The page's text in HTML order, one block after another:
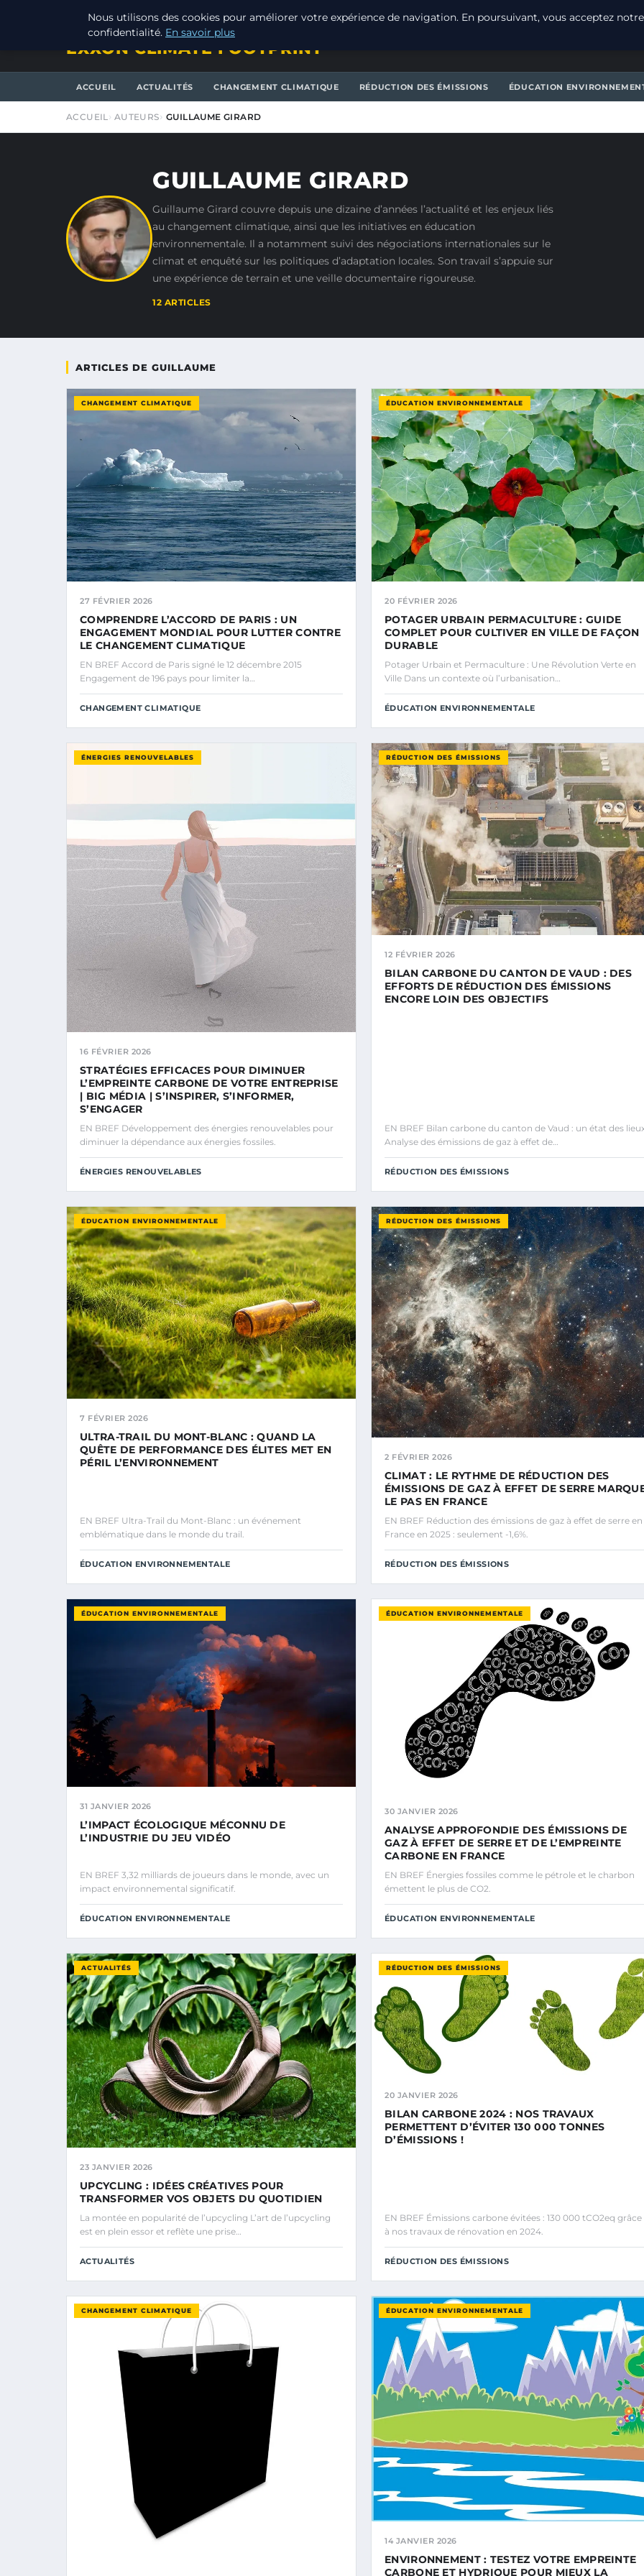
VENDREDI 7 AOÛT 2026
EXXON CLIMATE FOOTPRINT
ACCUEIL ACTUALITÉS CHANGEMENT CLIMATIQUE RÉDUCTION DES ÉMISSIONS ÉDUCATION
ACCUEIL AUTEURS GUILLAUME GIRARD
GUILLAUME GIRARD
Guillaume Girard couvre depuis une dizaine d’années l’actualité et les enjeux liés
au changement climatique, ainsi que les initiatives en éducation
environnementale. Il a notamment suivi des négociations internationales sur le
climat et enquêté sur les politiques d’adaptation locales. Son travail s’appuie sur
une expérience de terrain et une veille documentaire rigoureuse.
12 ARTICLES
ARTICLES DE GUILLAUME
CHANGEMENT CLIMATIQUE
27 FÉVRIER 2026
COMPRENDRE L’ACCORD DE PARIS : UN
ENGAGEMENT MONDIAL POUR LUTTER CONTRE
LE CHANGEMENT CLIMATIQUE
EN BREF Accord de Paris signé le 12 décembre 2015
Engagement de 196 pays pour limiter la…
CHANGEMENT CLIMATIQUE
ÉDUCATION ENVIRONNEMENTALE
20 FÉVRIER 2026
POTAGER URBAIN PERMACULTURE : GUIDE
COMPLET POUR CULTIVER EN VILLE DE FAÇON
DURABLE
Potager Urbain et Permaculture : Une Révolution Verte en
Ville Dans un contexte où l’urbanisation…
ÉDUCATION ENVIRONNEMENTALE
ÉNERGIES RENOUVELABLES
16 FÉVRIER 2026
STRATÉGIES EFFICACES POUR DIMINUER
L’EMPREINTE CARBONE DE VOTRE ENTREPRISE
| BIG MÉDIA | S’INSPIRER, S’INFORMER,
S’ENGAGER
EN BREF Développement des énergies renouvelables pour
diminuer la dépendance aux énergies fossiles.
ÉNERGIES RENOUVELABLES
RÉDUCTION DES ÉMISSIONS
12 FÉVRIER 2026
BILAN CARBONE DU CANTON DE VAUD : DES
EFFORTS DE RÉDUCTION DES ÉMISSIONS
ENCORE LOIN DES OBJECTIFS
EN BREF Bilan carbone du canton de Vaud : un état des
Analyse des émissions de gaz à effet de…
RÉDUCTION DES ÉMISSIONS
ÉDUCATION ENVIRONNEMENTALE
7 FÉVRIER 2026
ULTRA-TRAIL DU MONT-BLANC : QUAND LA
QUÊTE DE PERFORMANCE DES ÉLITES MET EN
PÉRIL L’ENVIRONNEMENT
EN BREF Ultra-Trail du Mont-Blanc : un événement
emblématique dans le monde du trail.
ÉDUCATION ENVIRONNEMENTALE
RÉDUCTION DES ÉMISSIONS
2 FÉVRIER 2026
CLIMAT : LE RYTHME DE RÉDUCTION DES
ÉMISSIONS DE GAZ À EFFET DE SERRE
LE PAS EN FRANCE
EN BREF Réduction des émissions de gaz à effet de serre en
France en 2025 : seulement -1,6%.
RÉDUCTION DES ÉMISSIONS
ÉDUCATION ENVIRONNEMENTALE
31 JANVIER 2026
L’IMPACT ÉCOLOGIQUE MÉCONNU DE
L’INDUSTRIE DU JEU VIDÉO
EN BREF 3,32 milliards de joueurs dans le monde, avec un
impact environnemental significatif.
ÉDUCATION ENVIRONNEMENTALE
ÉDUCATION ENVIRONNEMENTALE
30 JANVIER 2026
ANALYSE APPROFONDIE DES ÉMISSIONS DE
GAZ À EFFET DE SERRE ET DE L’EMPREINTE
CARBONE EN FRANCE
EN BREF Énergies fossiles comme le pétrole et le charbon
émettent le plus de CO2.
ÉDUCATION ENVIRONNEMENTALE
ACTUALITÉS
23 JANVIER 2026
UPCYCLING : IDÉES CRÉATIVES POUR
TRANSFORMER VOS OBJETS DU QUOTIDIEN
La montée en popularité de l’upcycling L’art de l’upcycling
est en plein essor et reflète une prise…
ACTUALITÉS
RÉDUCTION DES ÉMISSIONS
20 JANVIER 2026
BILAN CARBONE 2024 : NOS TRAVAUX
PERMETTENT D’ÉVITER 130 000 TONNES
D’ÉMISSIONS !
EN BREF Émissions carbone évitées : 130 000 tCO2eq grâce
à nos travaux de rénovation en 2024.
RÉDUCTION DES ÉMISSIONS
CHANGEMENT CLIMATIQUE ÉDUCATION ENVIRONNEMENTALE
14 JANVIER 2026
ENVIRONNEMENT : TESTEZ VOTRE EMPREINTE
CARBONE ET HYDRIQUE POUR MIEUX LA
Nous utilisons des cookies pour améliorer votre expérience de navigation. En poursuivant, vous acceptez
confidentialité. En savoir plus